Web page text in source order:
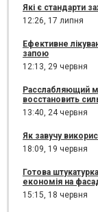
Які є стандарти
12:26, 17 липня
Ефективне
запою
12:13, 29 червня
Расслабляющий
восстановить
13:40, 24 червня
Як завучу
18:09, 19 червня
Готова
економія на
15:15, 18 червня